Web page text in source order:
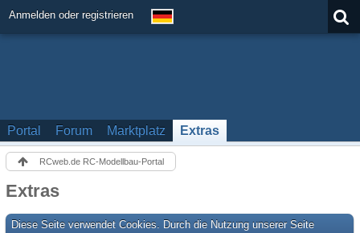
Anmelden oder registrieren
Portal Forum Marktplatz Extras
RCweb.de RC-Modellbau-Portal
Extras
Diese Seite verwendet Cookies. Durch die Nutzung unserer Seite